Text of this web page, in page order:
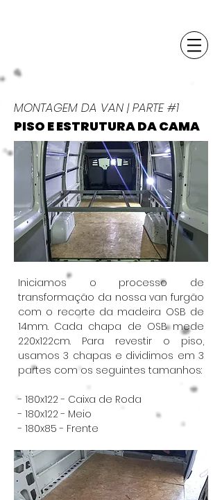
MONTAGEM DA VAN | PARTE #1
PISO E ESTRUTURA DA CAMA
Iniciamos o processo de
transformação da nossa van furgão
com o recorte da madeira OSB de
14mm. Cada chapa de OSB mede
220x122cm. Para revestir o piso,
usamos 3 chapas e dividimos em 3
partes com os seguintes tamanhos:
- 180x122 - Caixa de Roda
- 180x122 - Meio
- 180x85 - Frente